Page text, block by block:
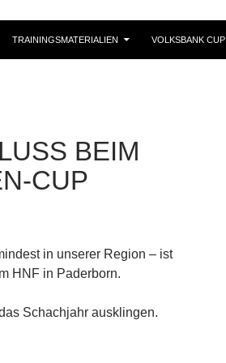
TRAININGSMATERIALIEN VOLKSBANK CUP
BEIM
CUP
in unserer Region – ist
HNF in Paderborn.
Schachjahr ausklingen.